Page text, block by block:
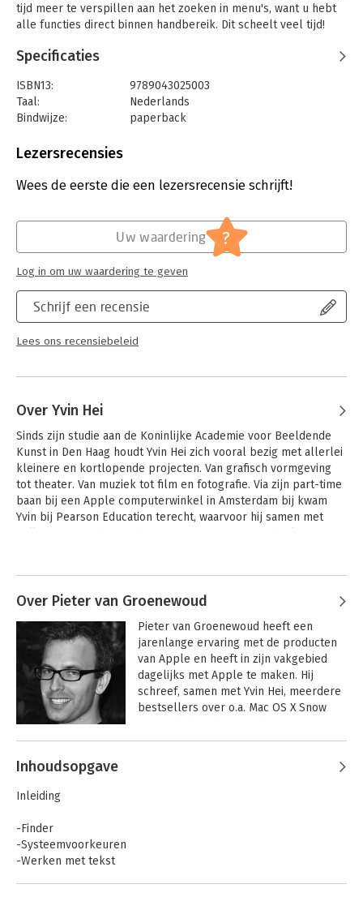
tijd meer te verspillen aan het zoeken in menu's, want u hebt
alle functies direct binnen handbereik. Dit scheelt veel tijd!
In dit handige boekje vindt u toetscombinaties voor
programma's die standaard op iedere Mac zitten, zoals OS X,
Mail, Safari en iLife. U leert bijvoorbeeld hoe u snel speciale
tekens invoert en teksten en afbeeldingen kopieert, maar ook
hoe u gemakkelijk door uw muziek in iTunes bladert.
Specificaties
ISBN13:
9789043025003
Taal:
Nederlands
Bindwijze:
paperback
Uitgever:
Verschijningsdatum:
30-11-2011
IT-management / ICT
Lezersrecensies
Wees de eerste die een lezersrecensie schrijft!
Schrijf een recensie
Lees ons recensiebeleid
Uw waardering ?
Log in om uw waardering te geven
Over Yvin Hei
Sinds zijn studie aan de Koninlijke Academie voor Beeldende
Kunst in Den Haag houdt Yvin Hei zich vooral bezig met allerlei
kleinere en kortlopende projecten. Van grafisch vormgeving
tot theater. Van muziek tot film en fotografie. Via zijn part-time
baan bij een Apple computerwinkel in Amsterdam bij kwam
Yvin bij Pearson Education terecht, waarvoor hij samen met
en werkt tevens aan opdrachten voor zijn eigen bedrijf in
Over Pieter van Groenewoud
Pieter van Groenewoud heeft een
jarenlange ervaring met de producten
van Apple en heeft in zijn vakgebied
dagelijks met Apple te maken. Hij
schreef, samen met Yvin Hei, meerdere
bestsellers over o.a. Mac OS X Snow
Andere boeken door Pieter van
Groenewoud
Inhoudsopgave
Inleiding
-Finder
-Systeemvoorkeuren
-Werken met tekst